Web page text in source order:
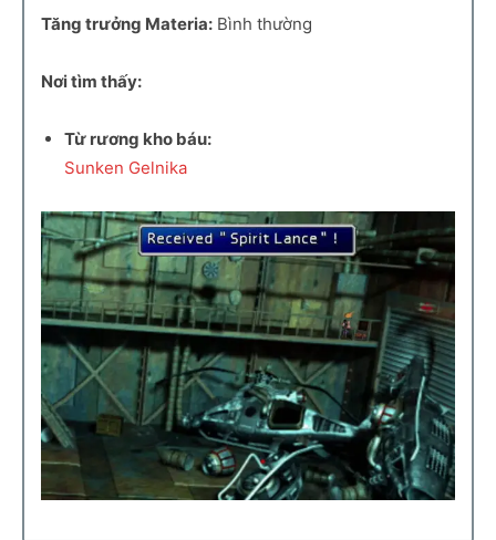
Tăng trưởng Materia: Bình thường
Nơi tìm thấy:
Từ rương kho báu:
Sunken Gelnika